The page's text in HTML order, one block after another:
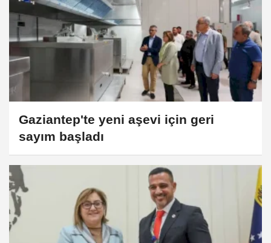
Gaziantep'te yeni aşevi için geri
sayım başladı